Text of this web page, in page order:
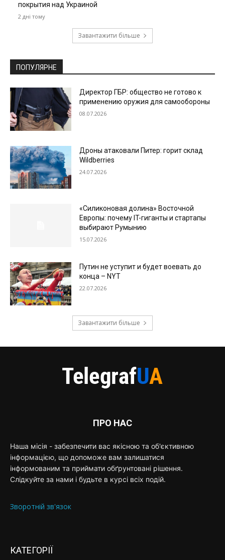
покрытия над Украиной
2 дні тому
Завантажити більше
ПОПУЛЯРНЕ
Директор ГБР: общество не готово к
применению оружия для самообороны
08.07.2026
Дроны атаковали Питер: горит склад
Wildberries
24.07.2026
«Силиконовая долина» Восточной
Европы: почему IT-гиганты и стартапы
выбирают Румынию
15.07.2026
Путин не уступит и будет воевать до
конца – NYT
22.07.2026
Завантажити більше
ПРО НАС
Наша місія - забезпечити вас якісною та об'єктивною
інформацією, що допоможе вам залишатися
інформованим та приймати обґрунтовані рішення.
Слідкуйте за нами і будьте в курсі всіх подій.
Зворотній зв'язок
КАТЕГОРІЇ